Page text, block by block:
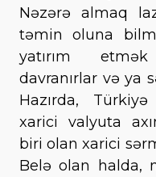
Nəzərə almaq
təmin oluna
yatırım
davranırlar və ya
Hazırda,
xarici valyuta
biri olan xarici
Belə olan halda,